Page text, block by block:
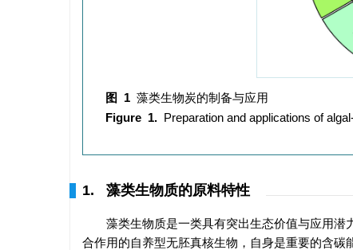
图 1 藻类生物炭的制备与应用
Figure 1. Preparation and applications of
1. 藻类生物质的原料特性
藻类生物质是一类具有突出生态价值与应用
合作用的自养型无胚真核生物，自身是重要的含碳